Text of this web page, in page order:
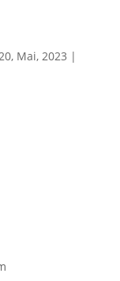
Mai, 2023 |